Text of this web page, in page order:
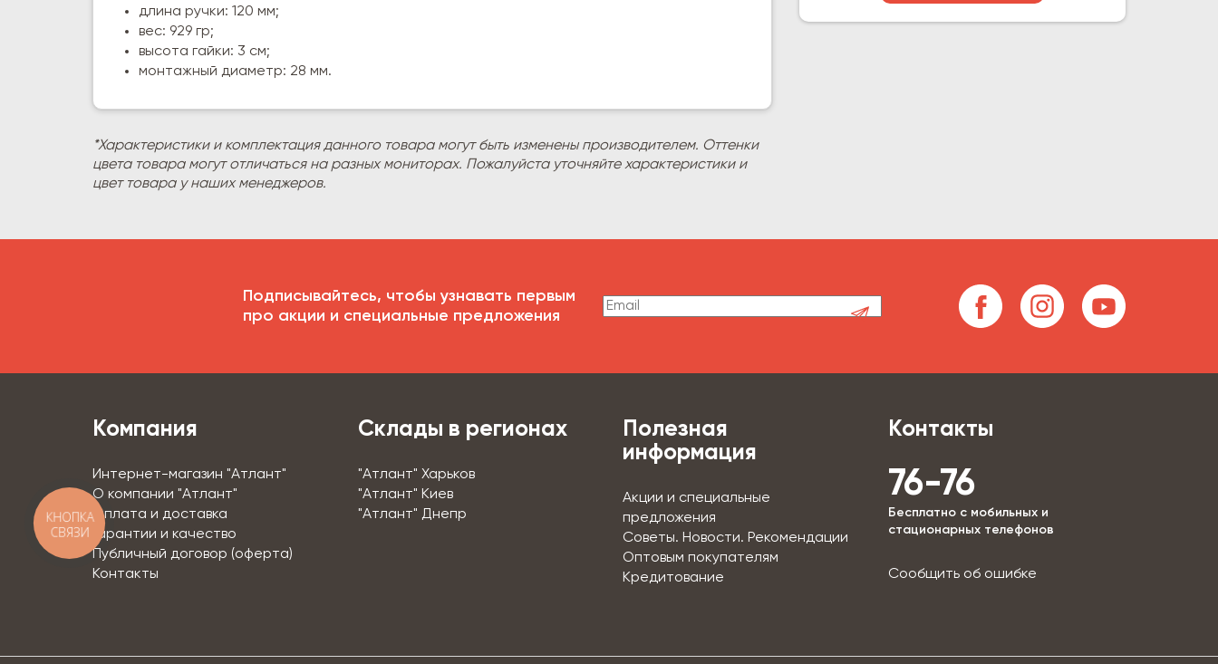
длина ручки: 120 мм;
вес: 929 гр;
высота гайки: 3 см;
монтажный диаметр: 28 мм.
*Характеристики и комплектация данного товара могут быть изменены производителем. Оттенки
цвета товара могут отличаться на разных мониторах. Пожалуйста уточняйте характеристики и
цвет товара у наших менеджеров.
Подписывайтесь, чтобы узнавать первым
про акции и специальные предложения
Компания
Интернет-магазин "Атлант"
О компании "Атлант"
Оплата и доставка
Гарантии и качество
Публичный договор (оферта)
Контакты
Склады в регионах
"Атлант" Харьков
"Атлант" Киев
"Атлант" Днепр
Полезная
информация
Акции и специальные
предложения
Советы. Новости. Рекомендации
Оптовым покупателям
Кредитование
Контакты
76-76
Бесплатно с мобильных и
стационарных телефонов
Сообщить об ошибке
КНОПКА
СВЯЗИ